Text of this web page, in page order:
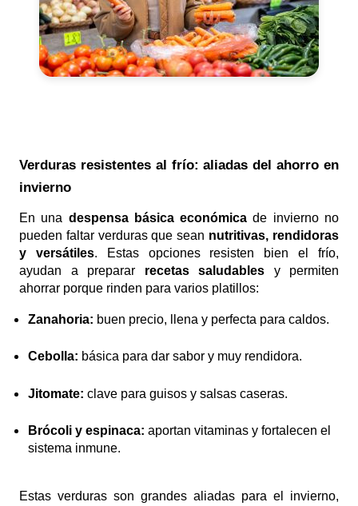
Verduras resistentes al frío: aliadas del ahorro en
invierno
En una despensa básica económica de invierno no
pueden faltar verduras que sean nutritivas, rendidoras
y versátiles. Estas opciones resisten bien el frío,
ayudan a preparar recetas saludables y permiten
ahorrar porque rinden para varios platillos:
Zanahoria: buen precio, llena y perfecta para caldos.
Cebolla: básica para dar sabor y muy rendidora.
Jitomate: clave para guisos y salsas caseras.
Brócoli y espinaca: aportan vitaminas y fortalecen el
sistema inmune.
Estas verduras son grandes aliadas para el invierno,